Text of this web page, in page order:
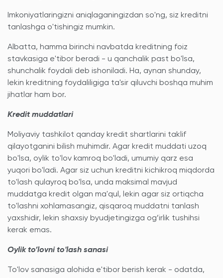
Imkoniyatlaringizni aniqlaganingizdan so'ng, siz kreditni
tanlashga o'tishingiz mumkin.
Albatta, hamma birinchi navbatda kreditning foiz
stavkasiga e'tibor beradi - u qanchalik past bo'lsa,
shunchalik foydali deb ishoniladi. Ha, aynan shunday,
lekin kreditning foydaliligiga ta'sir qiluvchi boshqa muhim
jihatlar ham bor.
Kredit muddatlari
Moliyaviy tashkilot qanday kredit shartlarini taklif
qilayotganini bilish muhimdir. Agar kredit muddati uzoq
bo'lsa, oylik to'lov kamroq bo'ladi, umumiy qarz esa
yuqori bo'ladi. Agar siz uchun kreditni kichikroq miqdorda
to'lash qulayroq bo'lsa, unda maksimal mavjud
muddatga kredit olgan ma'qul, lekin agar siz ortiqcha
to'lashni xohlamasangiz, qisqaroq muddatni tanlash
yaxshidir, lekin shaxsiy byudjetingizga og’irlik tushihsi
kerak emas.
Oylik to’lovni to'lash sanasi
To'lov sanasiga alohida e'tibor berish kerak - odatda,